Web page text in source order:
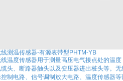
测温传感器-有源表带型PHTM-YB
温度传感器用于测量高压电气接点处的温
头、断路器触头以及变压器进出桩头等。
制电路、信号调制放大电路、温度传感器等